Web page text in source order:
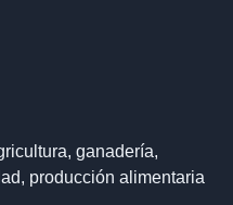
ganadería,
producción alimentaria